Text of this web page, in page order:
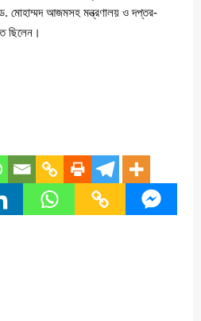
মোহাম্মদ আজমসহ মন্ত্রণালয় ও দপ্তর-
ছিলেন।